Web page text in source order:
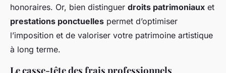
honoraires. Or, bien distinguer droits patrimoniaux et
prestations ponctuelles permet d’optimiser
l’imposition et de valoriser votre patrimoine artistique
à long terme.
Le casse-tête des frais professionnels